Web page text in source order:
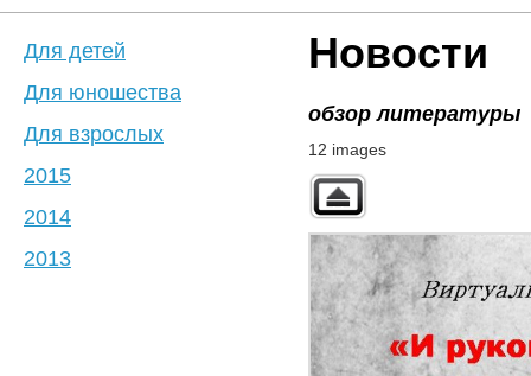
Новости
обзор литературы
12 images
Для детей
Для юношества
Для взрослых
2015
2014
2013